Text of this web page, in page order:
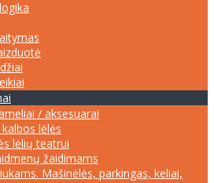
/ aksesuarai
lėlės
lėlių teatrui
žaidimams
Mašinėlės, parkingas, keliai,